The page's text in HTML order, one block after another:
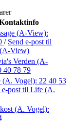
(A-View):
/ Send e-post til
View)
Verden (A-
40 78 79
Vogel): 22 40 53
e-post til Life (A.
(A. Vogel):